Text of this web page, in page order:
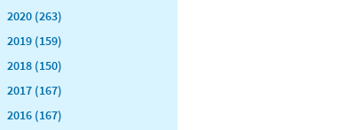
2020 (263)
2019 (159)
2018 (150)
2017 (167)
2016 (167)